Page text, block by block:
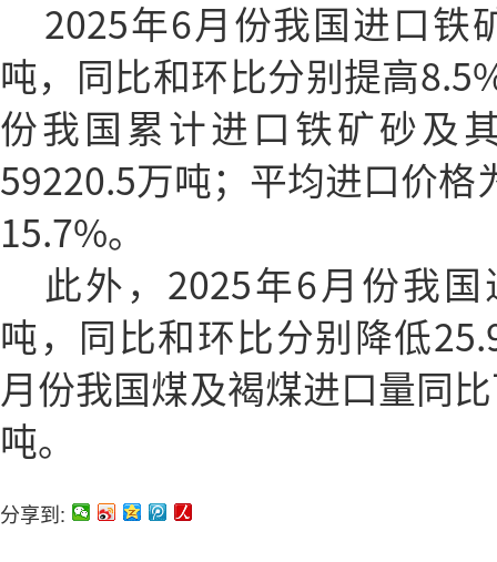
2025年6月份我国进口铁
吨，同比和环比分别提高
份我国累计进口铁矿砂及
59220.5万吨；平均进口价格
15.7%。
此外，2025年6月份我
吨，同比和环比分别降低
月份我国煤及褐煤进口量同
吨。
分享到: